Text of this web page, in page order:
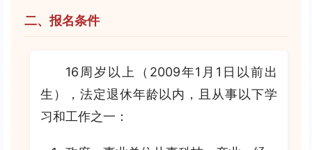
二、报名条件
16周岁以上（2009年1月1日以前出
生），法定退休年龄以内，且从事以下学
习和工作之一：